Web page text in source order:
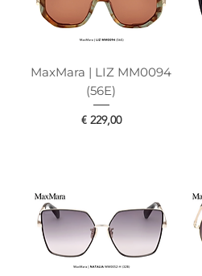
MaxMara | LIZ MM0094
(56E)
Prijs
€ 229,00